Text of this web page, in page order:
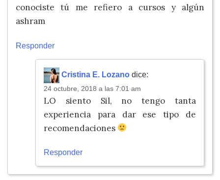
conociste tú me refiero a cursos y algún
ashram
Responder
Cristina E. Lozano dice:
24 octubre, 2018 a las 7:01 am
LO siento Sil, no tengo tanta
experiencia para dar ese tipo de
recomendaciones
Responder